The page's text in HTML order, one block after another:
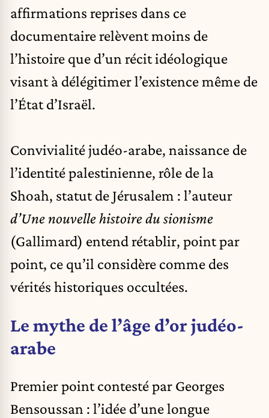
affirmations reprises dans ce
documentaire relèvent moins de
l’histoire que d’un récit idéologique
visant à délégitimer l’existence même de
l’État d’Israël.
Convivialité judéo-arabe, naissance de
l’identité palestinienne, rôle de la
Shoah, statut de Jérusalem : l’auteur
d’Une nouvelle histoire du sionisme
(Gallimard) entend rétablir, point par
point, ce qu’il considère comme des
vérités historiques occultées.
Le mythe de l’âge d’or judéo-
arabe
Premier point contesté par Georges
Bensoussan : l’idée d’une longue